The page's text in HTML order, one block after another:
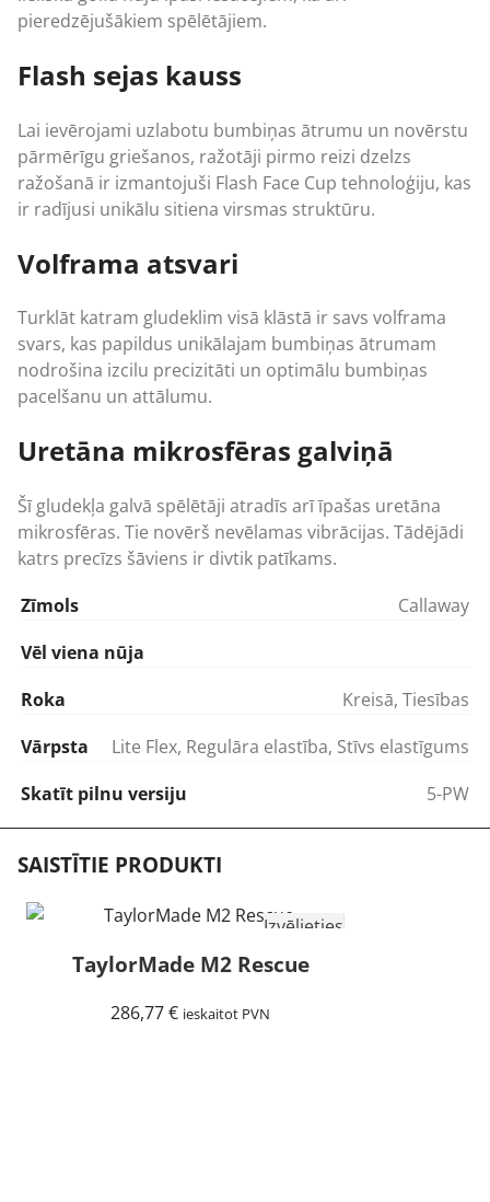
pieredzējušākiem spēlētājiem.
Flash sejas kauss
Lai ievērojami uzlabotu bumbiņas ātrumu un novērstu
pārmērīgu griešanos, ražotāji pirmo reizi dzelzs
ražošanā ir izmantojuši Flash Face Cup tehnoloģiju, kas
ir radījusi unikālu sitiena virsmas struktūru.
Volframa atsvari
Turklāt katram gludeklim visā klāstā ir savs volframa
svars, kas papildus unikālajam bumbiņas ātrumam
nodrošina izcilu precizitāti un optimālu bumbiņas
pacelšanu un attālumu.
Uretāna mikrosfēras galviņā
Šī gludekļa galvā spēlētāji atradīs arī īpašas uretāna
mikrosfēras. Tie novērš nevēlamas vibrācijas. Tādējādi
katrs precīzs šāviens ir divtik patīkams.
Zīmols
Callaway
Vēl viena nūja
Roka
Kreisā, Tiesības
Vārpsta
Lite Flex, Regulāra elastība, Stīvs elastīgums
Skatīt pilnu versiju
5-PW
SAISTĪTIE PRODUKTI
Izvēlieties
TaylorMade M2 Rescue
286,77€ ieskaitot PVN